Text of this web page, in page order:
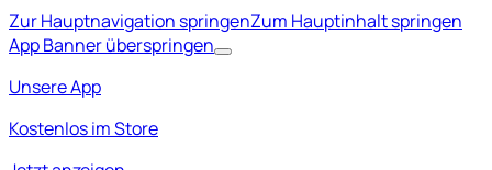
Zur Hauptnavigation springenZum Hauptinhalt springen
App Banner überspringen
Unsere App
Kostenlos im Store